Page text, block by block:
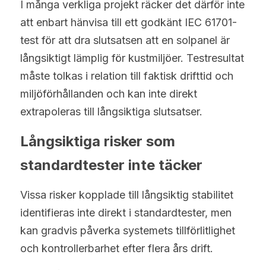
I många verkliga projekt räcker det därför inte
att enbart hänvisa till ett godkänt IEC 61701-
test för att dra slutsatsen att en solpanel är
långsiktigt lämplig för kustmiljöer. Testresultat
måste tolkas i relation till faktisk drifttid och
miljöförhållanden och kan inte direkt
extrapoleras till långsiktiga slutsatser.
Långsiktiga risker som
standardtester inte täcker
Vissa risker kopplade till långsiktig stabilitet
identifieras inte direkt i standardtester, men
kan gradvis påverka systemets tillförlitlighet
och kontrollerbarhet efter flera års drift.